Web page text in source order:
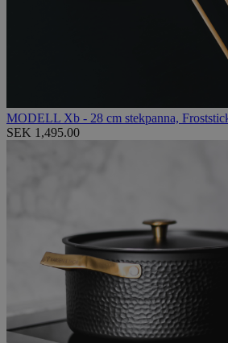
MODELL Xb - 28 cm stekpanna,
SEK 1,495.00